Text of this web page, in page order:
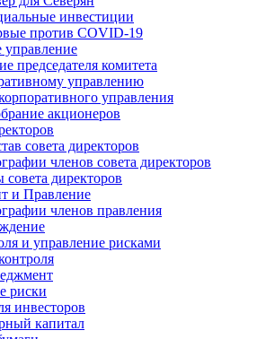
инвестиции
против COVID‑19
управление
председателя комитета
управлению
управления
акционеров
совета директоров
членов совета директоров
директоров
и Правление
членов правления
и управление рисками
риски
инвесторов
капитал